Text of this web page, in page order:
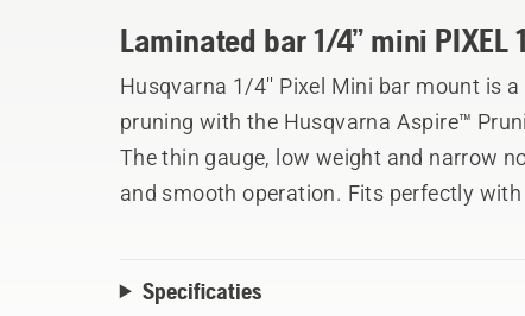
Laminated bar 1/4” mini PIXEL
Husqvarna 1/4'' Pixel Mini bar mount is
pruning with the Husqvarna Aspire™
The thin gauge, low weight and narrow
and smooth operation. Fits perfectly with
Specificaties